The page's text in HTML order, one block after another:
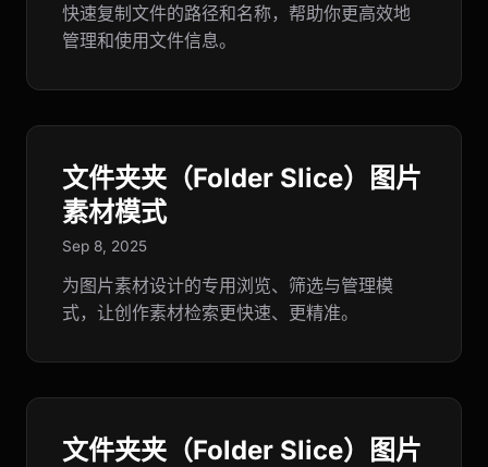
快速复制文件的路径和名称，帮助你更高效地
管理和使用文件信息。
文件夹夹（Folder Slice）图片
素材模式
Sep 8, 2025
为图片素材设计的专用浏览、筛选与管理模
式，让创作素材检索更快速、更精准。
文件夹夹（Folder Slice）图片